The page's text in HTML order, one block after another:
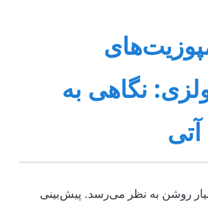
نگاهی به
روشن به نظر می‌رسد. پیش‌بینی